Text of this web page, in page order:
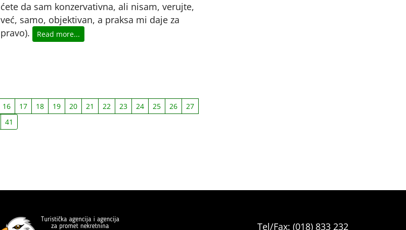
ćete da sam konzervativna, ali nisam, verujte,
već, samo, objektivan, a praksa mi daje za
pravo).
Read more...
16 17 18 19 20 21 22 23 24 25 26
27
41
Tel/Fax: (018) 833 232